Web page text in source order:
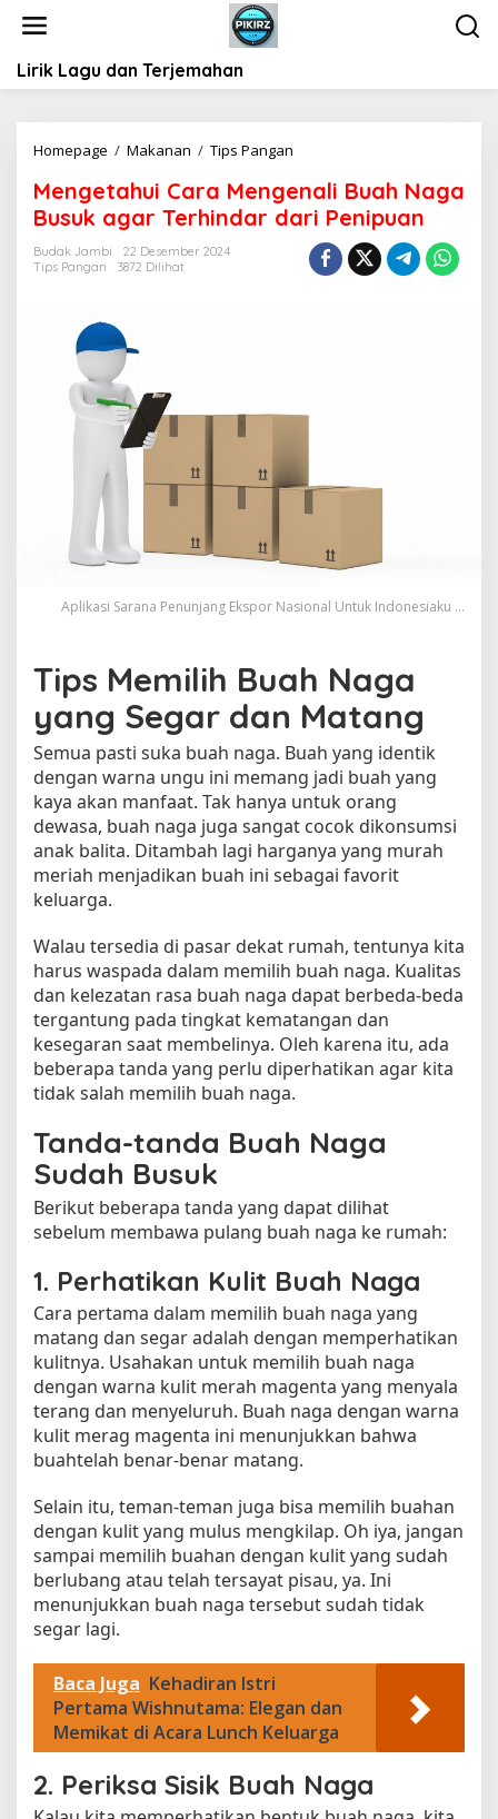
Lirik Lagu dan Terjemahan
Homepage / Makanan / Tips Pangan
n
g
r
e
n
l
N
a
g
a
B
u
s
a
g
a
r
T
e
h
n
r
d
r
i
e
n
i
p
u
a
Mengetahui Cara Mengenali Buah Naga
Busuk agar Terhindar dari Penipuan
Budak Jambi
22 Desember 2024
Tips Pangan
3872 Dilihat
Aplikasi Sarana Penunjang Ekspor Nasional Untuk Indonesiaku ...
Tips Memilih Buah Naga
yang Segar dan Matang
Semua pasti suka buah naga. Buah yang identik
dengan warna ungu ini memang jadi buah yang
kaya akan manfaat. Tak hanya untuk orang
dewasa, buah naga juga sangat cocok dikonsumsi
anak balita. Ditambah lagi harganya yang murah
meriah menjadikan buah ini sebagai favorit
keluarga.
Walau tersedia di pasar dekat rumah, tentunya kita
harus waspada dalam memilih buah naga. Kualitas
dan kelezatan rasa buah naga dapat berbeda-beda
tergantung pada tingkat kematangan dan
kesegaran saat membelinya. Oleh karena itu, ada
beberapa tanda yang perlu diperhatikan agar kita
tidak salah memilih buah naga.
Tanda-tanda Buah Naga
Sudah Busuk
Berikut beberapa tanda yang dapat dilihat
sebelum membawa pulang buah naga ke rumah:
1. Perhatikan Kulit Buah Naga
Cara pertama dalam memilih buah naga yang
matang dan segar adalah dengan memperhatikan
kulitnya. Usahakan untuk memilih buah naga
dengan warna kulit merah magenta yang menyala
terang dan menyeluruh. Buah naga dengan warna
kulit merag magenta ini menunjukkan bahwa
buahtelah benar-benar matang.
Selain itu, teman-teman juga bisa memilih buahan
dengan kulit yang mulus mengkilap. Oh iya, jangan
sampai memilih buahan dengan kulit yang sudah
berlubang atau telah tersayat pisau, ya. Ini
menunjukkan buah naga tersebut sudah tidak
segar lagi.
Baca Juga Kehadiran Istri
Pertama Wishnutama: Elegan dan
Memikat di Acara Lunch Keluarga
2. Periksa Sisik Buah Naga